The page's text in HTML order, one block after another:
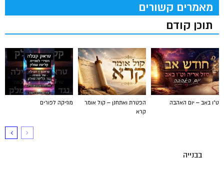
מאמרים קשורים
תוכן קודם
מוזיקה לפורים
הפטרת ואתחנן – קול אומר
קרא
ט"ו באב – יום האהבה
בבנייה